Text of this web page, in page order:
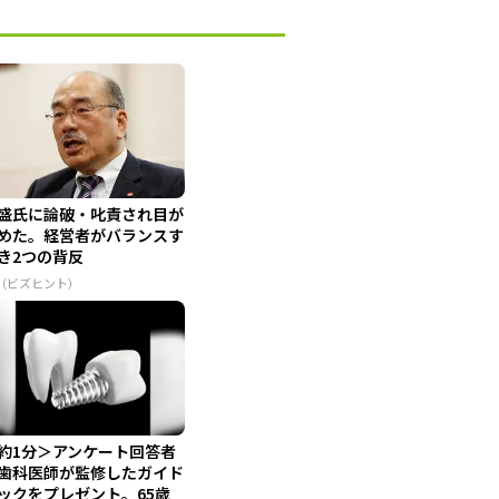
氏に論破・叱責され目が
た。経営者がバランスす
2つの背反
ビズヒント）
1分＞アンケート回答者
科医師が監修したガイド
クをプレゼント。65歳